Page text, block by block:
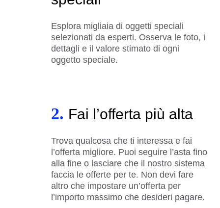
Esplora migliaia di oggetti speciali
selezionati da esperti. Osserva le foto, i
dettagli e il valore stimato di ogni
oggetto speciale.
2. Fai l’offerta più alta
Trova qualcosa che ti interessa e fai
l’offerta migliore. Puoi seguire l’asta fino
alla fine o lasciare che il nostro sistema
faccia le offerte per te. Non devi fare
altro che impostare un’offerta per
l’importo massimo che desideri pagare.